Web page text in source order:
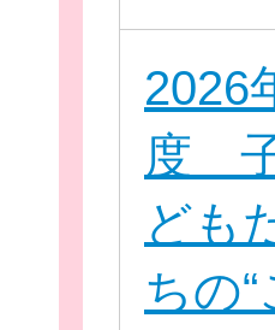
2026
度
ども
ちの“